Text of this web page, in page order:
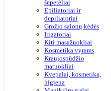
šepetėliai
Epiliatoriai ir
depiliatoriai
Grožio salonų kėdės
Irigatoriai
Kiti masažuokliai
Kosmetika vyrams
Kraujospūdžio
matuokliai
Kvepalai, kosmetika,
higiena